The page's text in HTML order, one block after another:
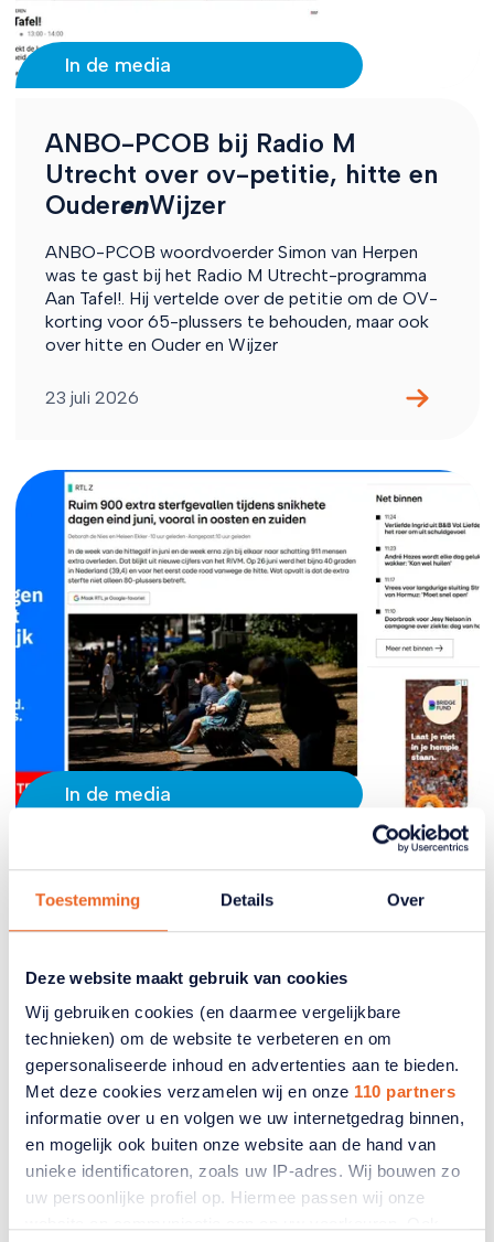
Toestemming Details Over
Deze website maakt gebruik van cookies
Wij gebruiken cookies (en daarmee vergelijkbare
technieken) om de website te verbeteren en om
gepersonaliseerde inhoud en advertenties aan te bieden.
Met deze cookies verzamelen wij en onze 110 partners
informatie over u en volgen we uw internetgedrag binnen,
en mogelijk ook buiten onze website aan de hand van
unieke identificatoren, zoals uw IP-adres. Wij bouwen zo
uw persoonlijke profiel op. Hiermee passen wij onze
In de media
ANBO-PCOB bij Radio M
Utrecht over ov-petitie, hitte en
OuderenWijzer
ANBO-PCOB woordvoerder Simon van Herpen
was te gast bij het Radio M Utrecht-programma
Aan Tafel!. Hij vertelde over de petitie om de OV-
korting voor 65-plussers te behouden, maar ook
over hitte en Ouder en Wijzer
23 juli 2026
In de media
ANBO-PCOB bij RTL Nieuws
met reactie op oversterfte door
hitte
Er zijn naar schatting 911 mensen extra overleden
door de extreme hitte van eind juni en begin juli.
Dit zijn zeker niet alleen maar ouderen, maar het is
wel een groep die extra gevaar loopt. RTL Nieuws
kwam langs bij ANBO-PCOB en vroeg om een
toelichting.
15 juli 2026